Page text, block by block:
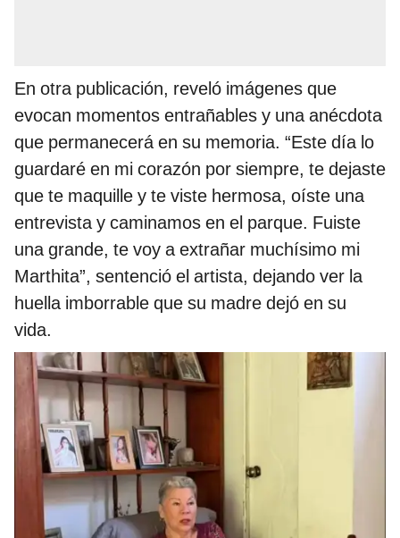
En otra publicación, reveló imágenes que
evocan momentos entrañables y una anécdota
que permanecerá en su memoria. “Este día lo
guardaré en mi corazón por siempre, te dejaste
que te maquille y te viste hermosa, oíste una
entrevista y caminamos en el parque. Fuiste
una grande, te voy a extrañar muchísimo mi
Marthita”, sentenció el artista, dejando ver la
huella imborrable que su madre dejó en su
vida.